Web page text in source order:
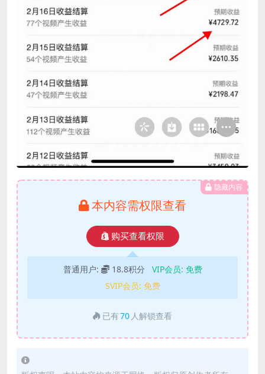
隐藏内容
本内容需权限查看
购买查看权限
普通用户: 18.8积分 VIP会员: 免费
SVIP会员: 免费
已有70 人解锁查看